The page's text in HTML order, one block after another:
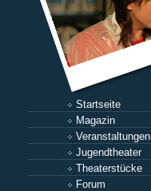
Startseite
Magazin
Veranstaltungen
Jugendtheater
Theaterstücke
Forum